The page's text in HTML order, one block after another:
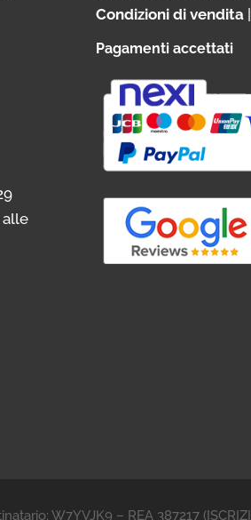
alle
Condizioni di vendita|
Pagamenti accettati
W7YVJK9 – REA 387217